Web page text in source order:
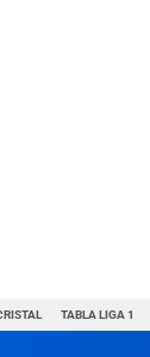
TABLA LIGA 1